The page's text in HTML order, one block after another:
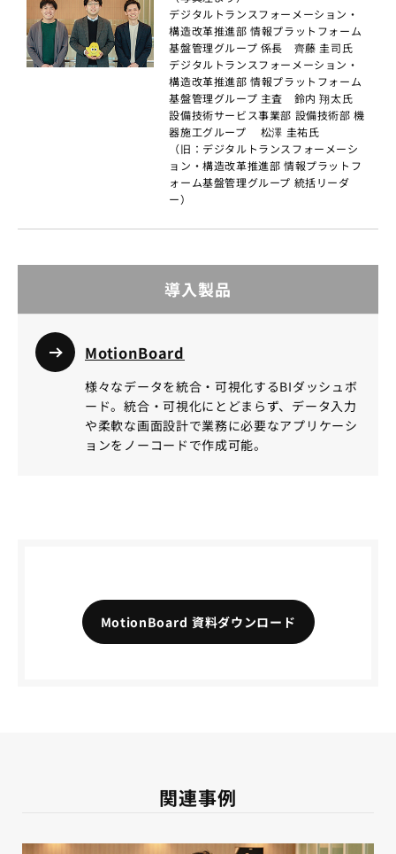
デジタルトランスフォーメーション・
構造改革推進部 情報プラットフォーム
基盤管理グループ 係長 齊藤 圭司氏
デジタルトランスフォーメーション・
構造改革推進部 情報プラットフォーム
基盤管理グループ 主査 鈴内 翔太氏
設備技術サービス事業部 設備技術部 機
器施工グループ 松澤 圭祐氏
（旧：デジタルトランスフォーメーシ
ョン・構造改革推進部 情報プラットフ
ォーム基盤管理グループ 統括リーダ
ー）
導入製品
MotionBoard
様々なデータを統合・可視化するBIダッシュボ
ード。統合・可視化にとどまらず、データ入力
や柔軟な画面設計で業務に必要なアプリケーシ
ョンをノーコードで作成可能。
MotionBoard 資料ダウンロード
関連事例